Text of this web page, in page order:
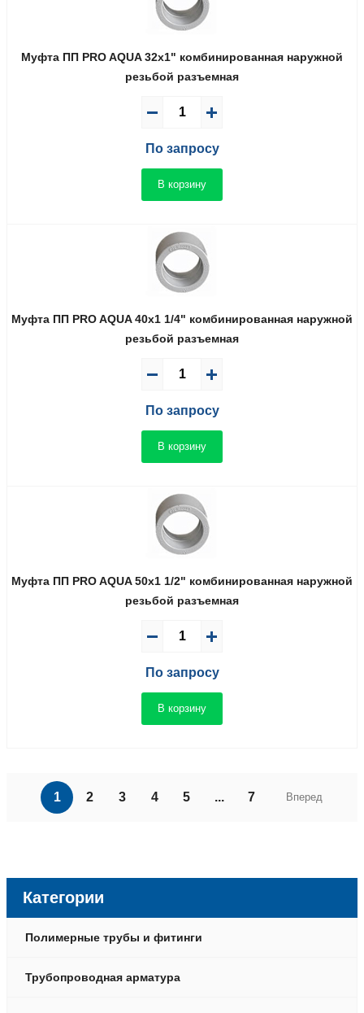
Муфта ПП PRO AQUA 32x1" комбинированная наружной
резьбой разъемная
По запросу
В корзину
Муфта ПП PRO AQUA 40x1 1/4" комбинированная наружной
резьбой разъемная
По запросу
В корзину
Муфта ПП PRO AQUA 50x1 1/2" комбинированная наружной
резьбой разъемная
По запросу
В корзину
1 2 3 4 5 ... 7 Вперед
Категории
Полимерные трубы и фитинги
Трубопроводная арматура